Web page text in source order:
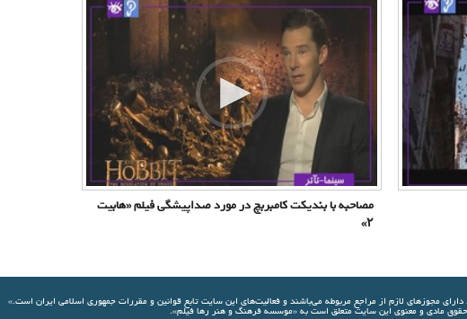
مصاحبه با بندیکت کامبربچ در مورد صداپیشگی فیلم «هابیت
۲»
مجوزهای لازم از مراجع مربوطه مي‌باشند و فعاليت‌های اين سايت تابع قوانين و مقررات جمهوری اسلامی ايران است.»
مادی و معنوی این سایت متعلق است به «موسسه فرهنگ و هنر رها فیلم».